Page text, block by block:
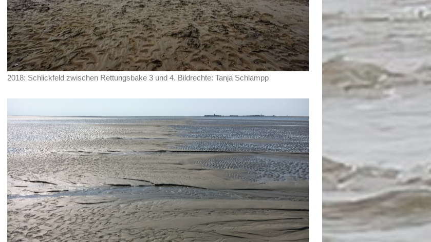
2018: Schlickfeld zwischen Rettungsbake 3 und 4. Bildrechte: Tanja Schlampp